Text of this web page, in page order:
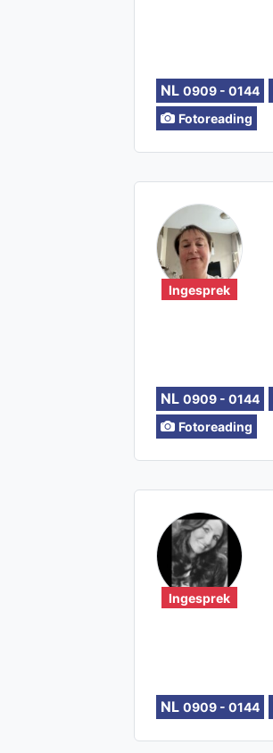
NL 0909 - 0144
Fotoreading
Ingesprek
NL 0909 - 0144
Fotoreading
Ingesprek
NL 0909 - 0144